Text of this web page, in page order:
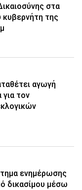
στα
κυβερνήτη της
αγωγή
για τον
ενημέρωσης
δικασίμου μέσω